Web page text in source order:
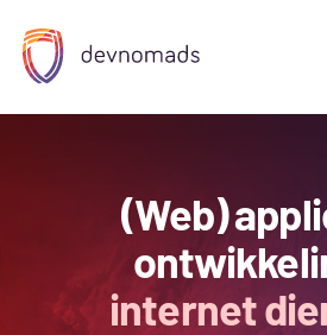
DevNomads
(Web)
internet